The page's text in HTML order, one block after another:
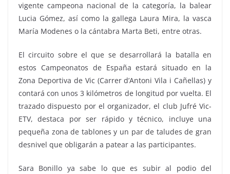
vigente campeona nacional de la categoría, la balear
Lucia Gómez, así como la gallega Laura Mira, la vasca
María Modenes o la cántabra Marta Beti, entre otras.
El circuito sobre el que se desarrollará la batalla en
estos Campeonatos de España estará situado en la
Zona Deportiva de Vic (Carrer d’Antoni Vila i Cañellas) y
contará con unos 3 kilómetros de longitud por vuelta. El
trazado dispuesto por el organizador, el club Jufré Vic-
ETV, destaca por ser rápido y técnico, incluye una
pequeña zona de tablones y un par de taludes de gran
desnivel que obligarán a patear a las participantes.
Sara Bonillo ya sabe lo que es subir al podio del